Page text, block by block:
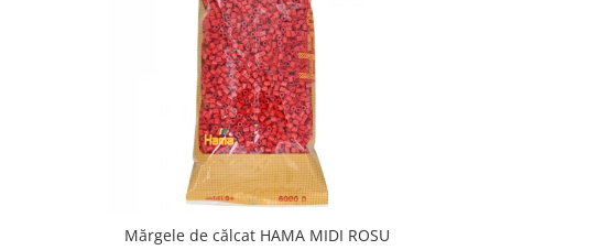
Mărgele de călcat HAMA MIDI ROSU